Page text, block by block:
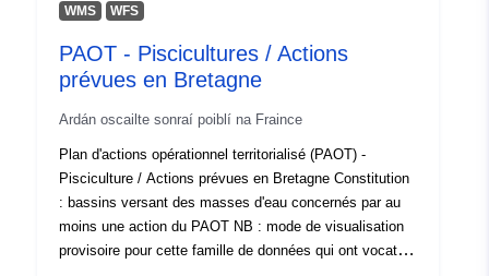
WMS WFS
PAOT - Piscicultures / Actions
prévues en Bretagne
Ardán oscailte sonraí poiblí na Fraince
Plan d'actions opérationnel territorialisé (PAOT) -
Pisciculture / Actions prévues en Bretagne Constitution
: bassins versant des masses d'eau concernés par au
moins une action du PAOT NB : mode de visualisation
provisoire pour cette famille de données qui ont vocation